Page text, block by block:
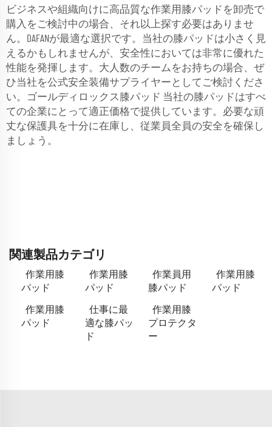
ビジネスや組織向けに高品質な作業用膝パッドを卸売で
購入をご検討中の場合、それ以上探す必要はありませ
ん。DAFANが最適な選択です。当社の膝パッドは小さく見
えるかもしれませんが、安全性においては非常に優れた
性能を発揮します。大人数のチームをお持ちの場合、ぜ
ひ当社を公式安全装備サプライヤーとしてご検討くださ
い。ゴールディロックス膝パッド 当社の膝パッドはすべ
ての企業にとって適正価格で提供しています。必要な頑
丈な保護具を十分に在庫し、従業員全員の安全を確保し
ましょう。
関連製品カテゴリ
作業用膝
パッド
作業用膝
パッド
作業員用
膝パッド
作業用膝
パッド
作業用膝
パッド
仕事に最
適な膝パッ
ド
作業用膝
プロテクタ
ー